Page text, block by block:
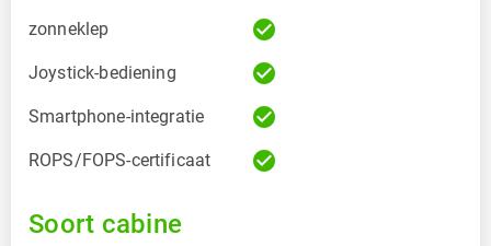
zonneklep check_circle
Joystick-bediening check_circle
Smartphone-integratie check_circle
ROPS/FOPS-certificaat check_circle
Soort cabine